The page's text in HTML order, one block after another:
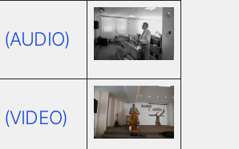
(AUDIO)
(VIDEO)